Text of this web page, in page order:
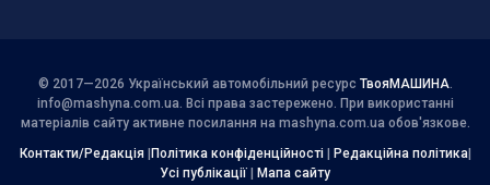
© 2017—2026 Український автомобільний ресурс ТвояМАШИНА.
info@mashyna.com.ua. Всі права застережено. При використанні
матеріалів сайту активне посилання на mashyna.com.ua обов'язкове.
Контакти/Редакція| Політика конфіденційності| Редакційна політика|
Усі публікації
Мапа сайту